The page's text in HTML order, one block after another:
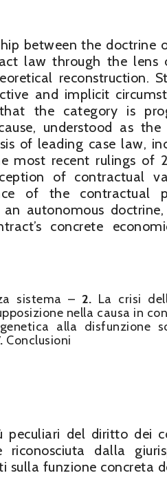
between the doctrine
law through the lens
reconstruction.
and implicit
the category is
understood as
of leading case law,
most recent rulings of
of contractual
of the contractual
autonomous
concrete
sistema – 2. La crisi
nella causa in
alla disfunzione
Conclusioni
peculiari del diritto dei
dalla
sulla funzione concreta